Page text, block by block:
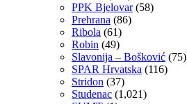
PPK Bjelovar(58)
Prehrana (86)
Ribola (61)
Robin (49)
Slavonija – Bošković (75)
SPAR Hrvatska (116)
Stridon (37)
Studenac (1,021)